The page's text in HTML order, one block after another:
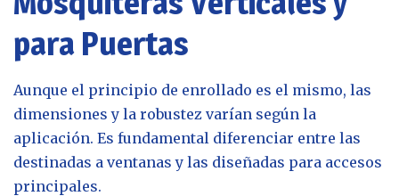
para Puertas
Aunque el principio de enrollado es el mismo, las
dimensiones y la robustez varían según la
aplicación. Es fundamental diferenciar entre las
destinadas a ventanas y las diseñadas para accesos
principales.